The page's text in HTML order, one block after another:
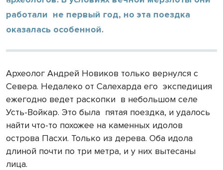
работали не первый год, но эта поездка
оказалась особенной.
Археолог Андрей Новиков только вернулся с
Севера. Недалеко от Салехарда его экспедиция
ежегодно ведет раскопки в небольшом селе
Усть-Войкар. Это была пятая поездка, и удалось
найти что-то похожее на каменных идолов
острова Пасхи. Только из дерева. Оба идола
длиной почти по три метра, и у них вытесаны
лица.